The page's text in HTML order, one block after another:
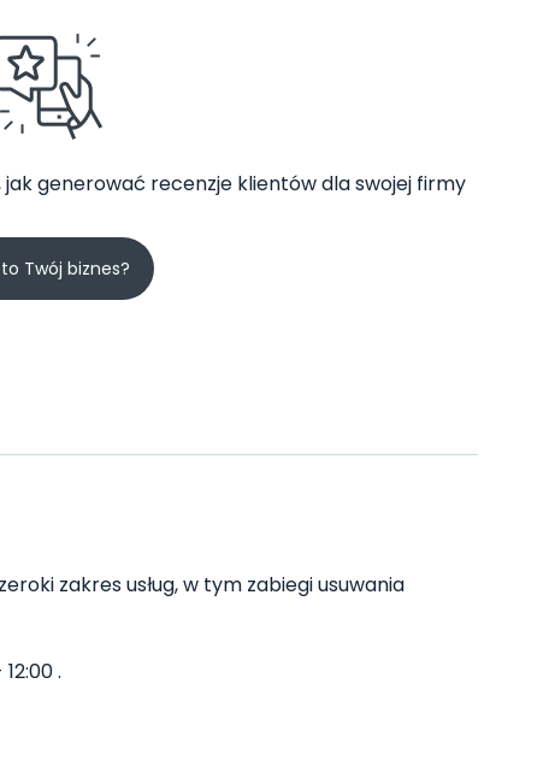
jak generować recenzje klientów dla swojej firmy
Twój biznes?
zakres usług, w tym zabiegi usuwania
.